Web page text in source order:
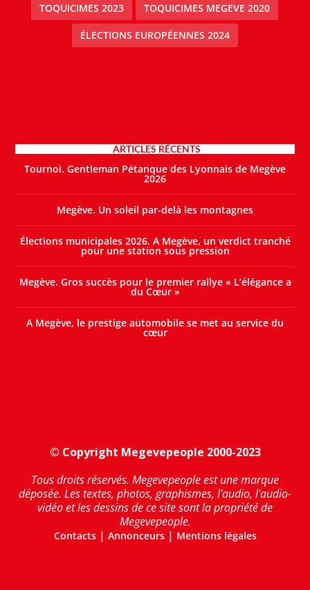
TOQUICIMES 2023 TOQUICIMES MEGEVE 2020
ÉLECTIONS EUROPÉENNES 2024
ARTICLES RÉCENTS
Tournoi. Gentleman Pétanque des Lyonnais de Megève
2026
Megève. Un soleil par-delà les montagnes
Élections municipales 2026. A Megève, un verdict tranché
pour une station sous pression
Megève. Gros succès pour le premier rallye « L’élégance a
du Cœur »
A Megève, le prestige automobile se met au service du
cœur
© Copyright Megevepeople 2000-2023
Tous droits réservés. Megevepeople est une marque
déposée. Les textes, photos, graphismes, l'audio, l'audio-
vidéo et les dessins de ce site sont la propriété de
Megevepeople.
Contacts| Annonceurs| Mentions légales